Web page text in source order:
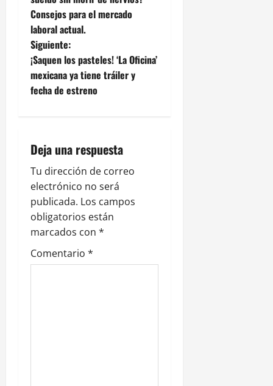
v
e
g
a
i
ó
n
d
e
Consejos para el mercado
laboral actual.
Siguiente:
¡Saquen los pasteles! ‘La Oficina’
mexicana ya tiene tráiler y
fecha de estreno
Deja una respuesta
Tu dirección de correo
electrónico no será
publicada. Los campos
obligatorios están
marcados con *
Comentario *